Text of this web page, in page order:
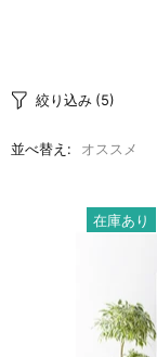
絞り込み (5)
並べ替え:
在庫あり